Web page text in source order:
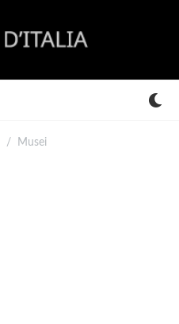
Musei